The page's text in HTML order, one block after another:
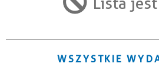
Trwające w zakresie
WSZYSTKIE